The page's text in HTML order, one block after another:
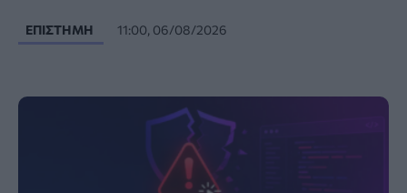
ΕΠΙΣΤΉΜΗ 11:00, 06/08/2026